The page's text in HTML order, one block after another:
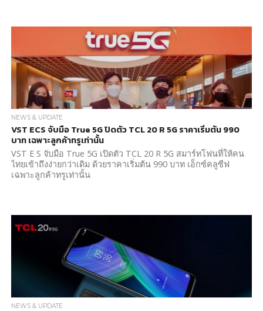
NEWS & UPDATE
VST ECS จับมือ True 5G ปิดตัว TCL 20 R 5G ราคาเริ่มต้น 990
บาท เฉพาะลูกค้าทรูเท่านั้น
VST E S จับมือ True 5G เปิดตัว TCL 20 R 5G สมาร์ทโฟนที่ให้คน
ไทยเข้าถึงง่ายกว่าเดิม ด้วยราคาเริ่มต้น 990 บาท เอ็กซ์คลูซีฟ
เฉพาะลูกค้าทรูเท่านั้น
NEWS & UPDATE